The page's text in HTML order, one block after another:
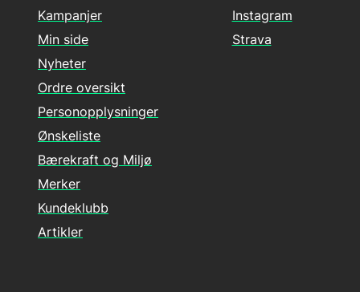
Instagram
Strava
Kampanjer
Min side
Nyheter
Ordre oversikt
Personopplysninger
Ønskeliste
Bærekraft og Miljø
Merker
Kundeklubb
Artikler